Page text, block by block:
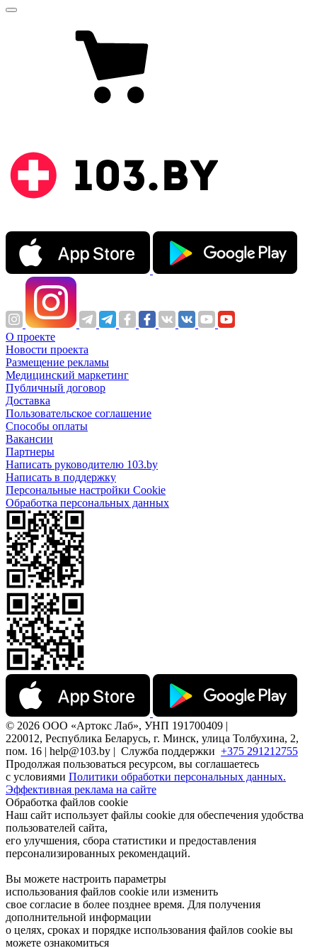
О проекте
Новости проекта
Размещение рекламы
Медицинский маркетинг
Публичный договор
Доставка
Пользовательское соглашение
Способы оплаты
Вакансии
Партнеры
Написать руководителю 103.by
Написать в поддержку
Персональные настройки Cookie
Обработка персональных данных
© 2026 ООО «Артокс Лаб», УНП 191700409 |
220012, Республика Беларусь, г. Минск, улица Толбухина, 2,
пом. 16 | help@103.by | Служба поддержки +375 291212755
Продолжая пользоваться ресурсом, вы соглашаетесь
с условиями Политики обработки персональных данных.
Эффективная реклама на сайте
Обработка файлов cookie
Наш сайт использует файлы cookie для обеспечения удобства
пользователей сайта,
его улучшения, сбора статистики и предоставления
персонализированных рекомендаций.
Вы можете настроить параметры
использования файлов cookie или изменить
свое согласие в более позднее время. Для получения
дополнительной информации
о целях, сроках и порядке использования файлов cookie вы
можете ознакомиться